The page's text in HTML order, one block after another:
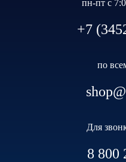
пн-пт с
+7
по
Для
8 800